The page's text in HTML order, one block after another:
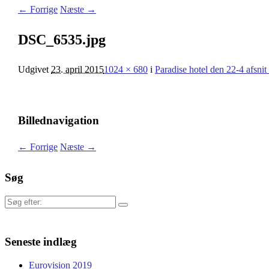
← Forrige Næste →
DSC_6535.jpg
Udgivet 23. april 20151024 × 680 i Paradise hotel den 22-4 afsnit
Billednavigation
← Forrige Næste →
Søg
Søg
Seneste indlæg
Eurovision 2019